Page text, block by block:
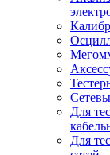
Для
Для